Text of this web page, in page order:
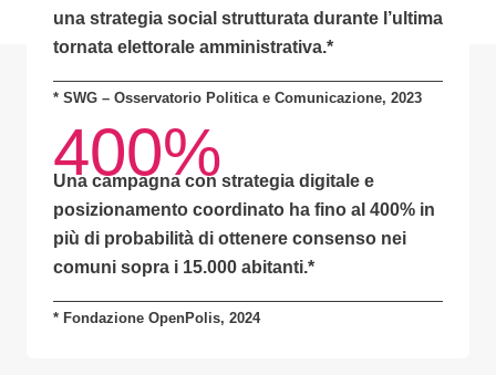
una strategia social strutturata durante l’ultima
tornata elettorale amministrativa.*
* SWG – Osservatorio Politica e Comunicazione, 2023
400%
Una campagna con strategia digitale e
posizionamento coordinato ha fino al 400% in
più di probabilità di ottenere consenso nei
comuni sopra i 15.000 abitanti.*
* Fondazione OpenPolis, 2024